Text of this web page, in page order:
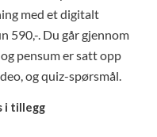
med et digitalt
590,-. Du går gjennom
pensum er satt opp
og quiz-spørsmål.
i tillegg